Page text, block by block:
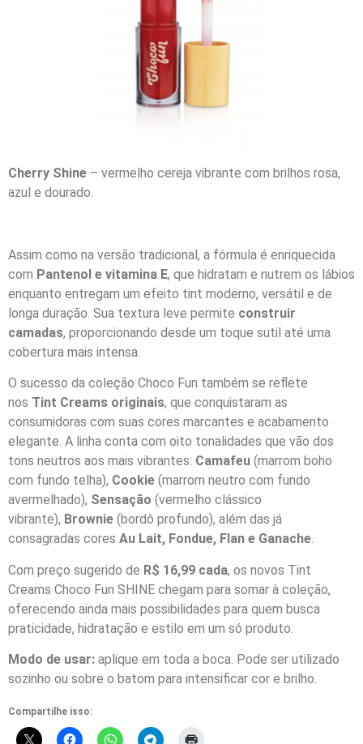
Cherry Shine – vermelho cereja vibrante com brilhos rosa,
azul e dourado.
Assim como na versão tradicional, a fórmula é enriquecida
com Pantenol e vitamina E, que hidratam e nutrem os lábios
enquanto entregam um efeito tint moderno, versátil e de
longa duração. Sua textura leve permite construir
camadas, proporcionando desde um toque sutil até uma
cobertura mais intensa.
O sucesso da coleção Choco Fun também se reflete
nos Tint Creams originais, que conquistaram as
consumidoras com suas cores marcantes e acabamento
elegante. A linha conta com oito tonalidades que vão dos
tons neutros aos mais vibrantes: Camafeu (marrom boho
com fundo telha), Cookie (marrom neutro com fundo
avermelhado), Sensação (vermelho clássico
vibrante), Brownie (bordô profundo), além das já
consagradas cores Au Lait, Fondue, Flan e Ganache.
Com preço sugerido de R$ 16,99 cada, os novos Tint
Creams Choco Fun SHINE chegam para somar à coleção,
oferecendo ainda mais possibilidades para quem busca
praticidade, hidratação e estilo em um só produto.
Modo de usar: aplique em toda a boca. Pode ser utilizado
sozinho ou sobre o batom para intensificar cor e brilho.
Compartilhe isso: